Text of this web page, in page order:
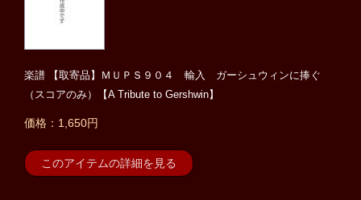
楽譜 【取寄品】ＭＵＰＳ９０４ 輸入 ガーシュウィンに捧ぐ
（スコアのみ）【A Tribute to Gershwin】
価格：1,650円
このアイテムの詳細を見る